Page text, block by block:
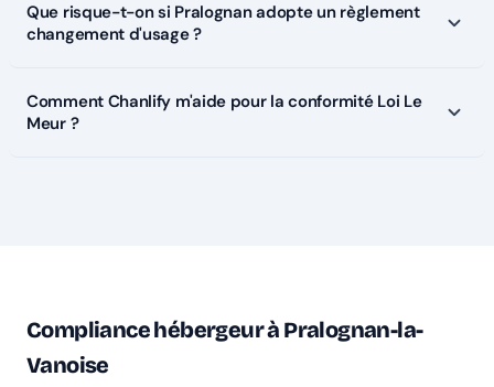
Que risque-t-on si Pralognan adopte un règlement
changement d'usage ?
Comment Chanlify m'aide pour la conformité Loi Le
Meur ?
Compliance hébergeur à Pralognan-la-
Vanoise